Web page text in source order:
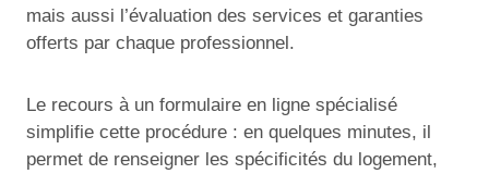
mais aussi l’évaluation des services et garanties
offerts par chaque professionnel.
Le recours à un formulaire en ligne spécialisé
simplifie cette procédure : en quelques minutes, il
permet de renseigner les spécificités du logement,